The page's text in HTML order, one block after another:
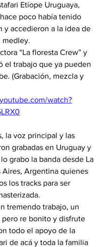
Etíope Uruguaya,
poco había tenido
y accedieron a la idea de
medley.
“La floresta Crew” y
el trabajo que ya pueden
(Grabación, mezcla y
watch?
la voz principal y las
grabadas en Uruguay y
grabo la banda desde La
Aires, Argentina quienes
los tracks para ser
tremendo trabajo, un
pero re bonito y disfrute
todo el apoyo de la
de acá y toda la familia